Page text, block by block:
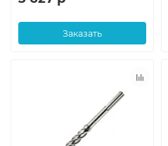
Заказать